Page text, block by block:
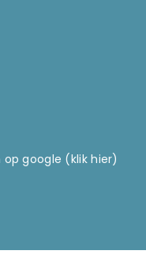
google (klik hier)